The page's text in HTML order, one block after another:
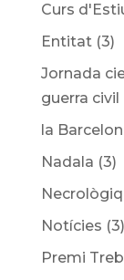
Curs
Entitat(3)
Jornada
guerra civil
la
Nadala (3)
Notícies (3)
Premi